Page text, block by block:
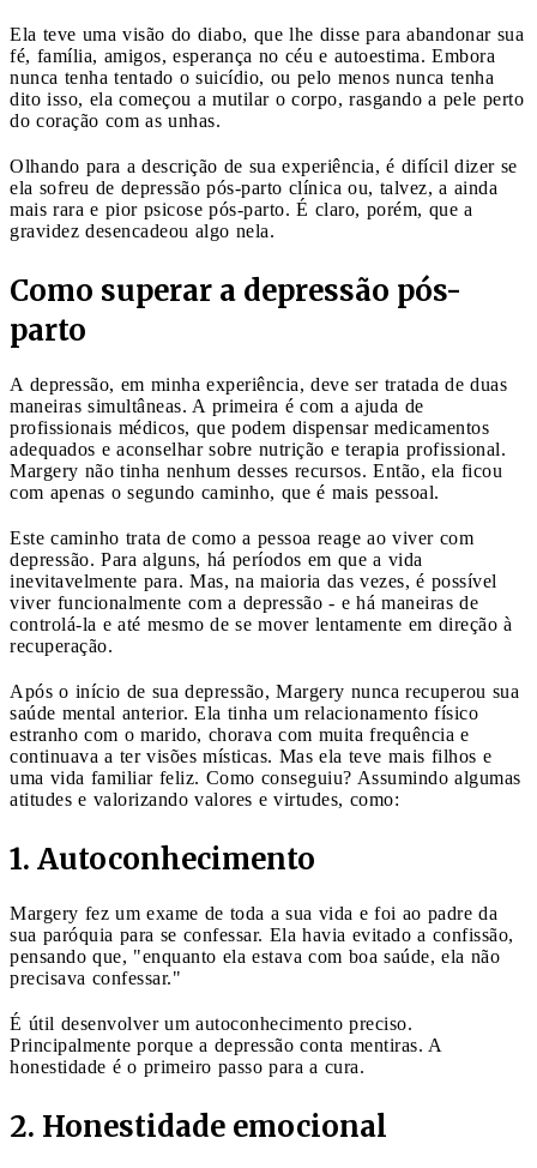
Ela teve uma visão do diabo, que lhe disse para abandonar sua
fé, família, amigos, esperança no céu e autoestima. Embora
nunca tenha tentado o suicídio, ou pelo menos nunca tenha
dito isso, ela começou a mutilar o corpo, rasgando a pele perto
do coração com as unhas.
Olhando para a descrição de sua experiência, é difícil dizer se
ela sofreu de depressão pós-parto clínica ou, talvez, a ainda
mais rara e pior psicose pós-parto. É claro, porém, que a
gravidez desencadeou algo nela.
Como superar a depressão pós-
parto
A depressão, em minha experiência, deve ser tratada de duas
maneiras simultâneas. A primeira é com a ajuda de
profissionais médicos, que podem dispensar medicamentos
adequados e aconselhar sobre nutrição e terapia profissional.
Margery não tinha nenhum desses recursos. Então, ela ficou
com apenas o segundo caminho, que é mais pessoal.
Este caminho trata de como a pessoa reage ao viver com
depressão. Para alguns, há períodos em que a vida
inevitavelmente para. Mas, na maioria das vezes, é possível
viver funcionalmente com a depressão - e há maneiras de
controlá-la e até mesmo de se mover lentamente em direção à
recuperação.
Após o início de sua depressão, Margery nunca recuperou sua
saúde mental anterior. Ela tinha um relacionamento físico
estranho com o marido, chorava com muita frequência e
continuava a ter visões místicas. Mas ela teve mais filhos e
uma vida familiar feliz. Como conseguiu? Assumindo algumas
atitudes e valorizando valores e virtudes, como:
1. Autoconhecimento
Margery fez um exame de toda a sua vida e foi ao padre da
sua paróquia para se confessar. Ela havia evitado a confissão,
pensando que, "enquanto ela estava com boa saúde, ela não
precisava confessar."
É útil desenvolver um autoconhecimento preciso.
Principalmente porque a depressão conta mentiras. A
honestidade é o primeiro passo para a cura.
2. Honestidade emocional